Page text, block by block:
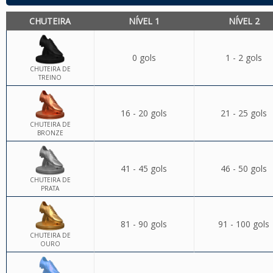
CHUTEIRA NÍVEL 1 NÍVEL 2
CHUTEIRA DE
TREINO
0 gols 1 - 2 gols
CHUTEIRA DE
BRONZE
16 - 20 gols 21 - 25 gols
CHUTEIRA DE
PRATA
41 - 45 gols 46 - 50 gols
CHUTEIRA DE
OURO
81 - 90 gols 91 - 100 gols